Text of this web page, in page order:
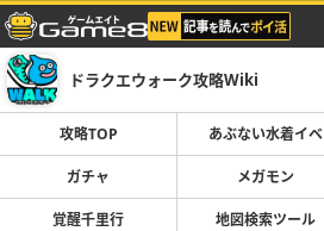
ドラクエウォーク攻略Wiki
攻略TOP あぶない水着イベ
ガチャ メガモン
覚醒千里行 地図検索ツール